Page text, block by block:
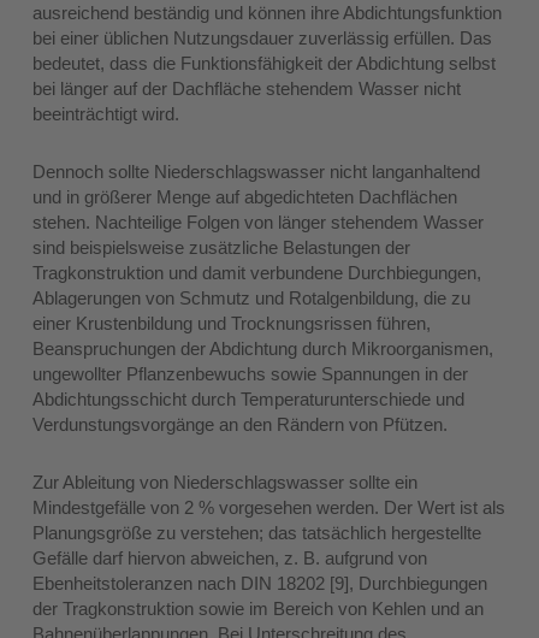
ausreichend beständig und können ihre Abdichtungsfunktion
bei einer üblichen Nutzungsdauer zuverlässig erfüllen. Das
bedeutet, dass die Funktionsfähigkeit der Abdichtung selbst
bei länger auf der Dachfläche stehendem Wasser nicht
beeinträchtigt wird.
Dennoch sollte Niederschlagswasser nicht langanhaltend
und in größerer Menge auf abgedichteten Dachflächen
stehen. Nachteilige Folgen von länger stehendem Wasser
sind beispielsweise zusätzliche Belastungen der
Tragkonstruktion und damit verbundene Durchbiegungen,
Ablagerungen von Schmutz und Rotalgenbildung, die zu
einer Krustenbildung und Trocknungsrissen führen,
Beanspruchungen der Abdichtung durch Mikroorganismen,
ungewollter Pflanzenbewuchs sowie Spannungen in der
Abdichtungsschicht durch Temperaturunterschiede und
Verdunstungsvorgänge an den Rändern von Pfützen.
Zur Ableitung von Niederschlagswasser sollte ein
Mindestgefälle von 2 % vorgesehen werden. Der Wert ist als
Planungsgröße zu verstehen; das tatsächlich hergestellte
Gefälle darf hiervon abweichen, z. B. aufgrund von
Ebenheitstoleranzen nach DIN 18202 [9], Durchbiegungen
der Tragkonstruktion sowie im Bereich von Kehlen und an
Bahnenüberlappungen. Bei Unterschreitung des